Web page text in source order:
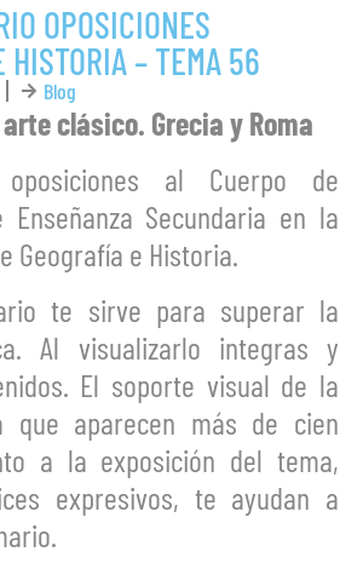
OPOSICIONES
HISTORIA – TEMA 56
Blog
arte clásico. Grecia y Roma
al Cuerpo de
Enseñanza Secundaria en la
Geografía e Historia.
te sirve para superar la
Al visualizarlo integras y
El soporte visual de la
que aparecen más de cien
a la exposición del tema,
expresivos, te ayudan a